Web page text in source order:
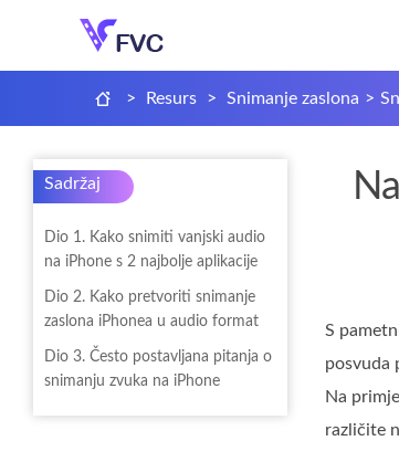
> Resurs > Snimanje zaslona >
Sadržaj
Dio 1. Kako snimiti vanjski audio
na iPhone s 2 najbolje aplikacije
Dio 2. Kako pretvoriti snimanje
zaslona iPhonea u audio format
Dio 3. Često postavljana pitanja o
snimanju zvuka na iPhone
S
posvuda
Na
različite